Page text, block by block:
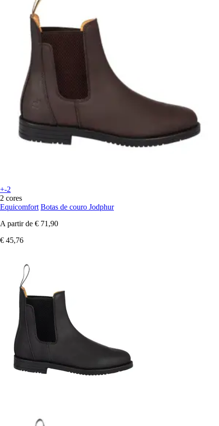
+-2
2 cores
Equicomfort Botas de couro Jodphur
A partir de € 71,90
€ 45,76